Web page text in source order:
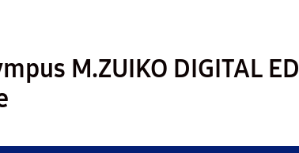
M.ZUIKO DIGITAL ED